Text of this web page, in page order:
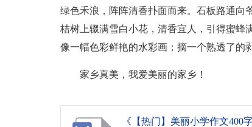
绿色禾浪，阵阵清香扑面而来。石板路通向
桔树上辍满雪白小花，清香宜人，引得蜜蜂
像一幅色彩鲜艳的水彩画；摘一个熟透了的
家乡真美，我爱美丽的家乡！
《【热门】美丽小学作文400